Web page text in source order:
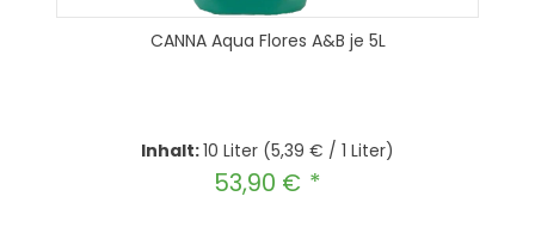
CANNA Aqua Flores A&B je 5L
Inhalt:10 Liter (5,39 € / 1 Liter)
Regulärer Preis:
53,90 €